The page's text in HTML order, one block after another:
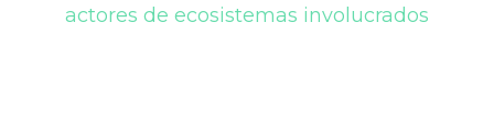
actores de ecosistemas involucrados